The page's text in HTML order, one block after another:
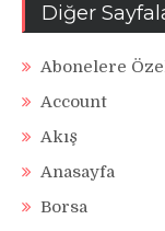
Diğer
Abonelere
Account
Akış
Anasayfa
Borsa